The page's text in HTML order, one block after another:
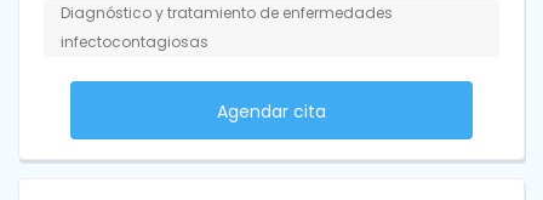
Diagnóstico y tratamiento de enfermedades
infectocontagiosas
Agendar cita